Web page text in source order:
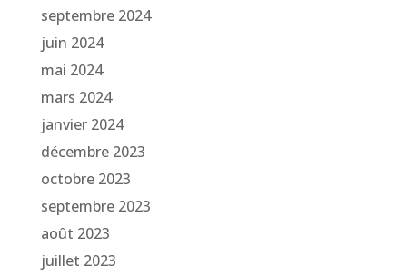
septembre 2024
juin 2024
mai 2024
mars 2024
janvier 2024
décembre 2023
octobre 2023
septembre 2023
août 2023
juillet 2023